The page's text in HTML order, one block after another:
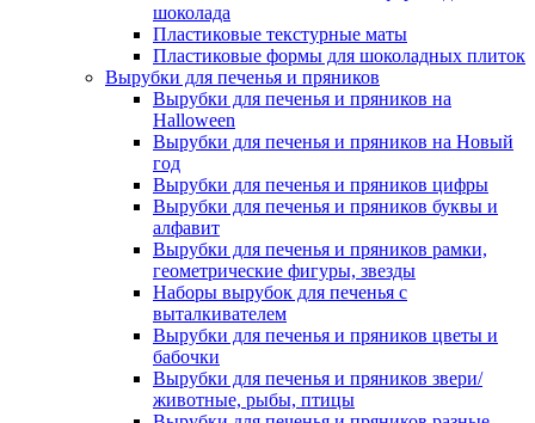
шоколада
Пластиковые текстурные маты
Пластиковые формы для шоколадных плиток
Вырубки для печенья и пряников
Вырубки для печенья и пряников на
Halloween
Вырубки для печенья и пряников на Новый
год
Вырубки для печенья и пряников цифры
Вырубки для печенья и пряников буквы и
алфавит
Вырубки для печенья и пряников рамки,
геометрические фигуры, звезды
Наборы вырубок для печенья с
выталкивателем
Вырубки для печенья и пряников цветы и
бабочки
Вырубки для печенья и пряников звери/
животные, рыбы, птицы